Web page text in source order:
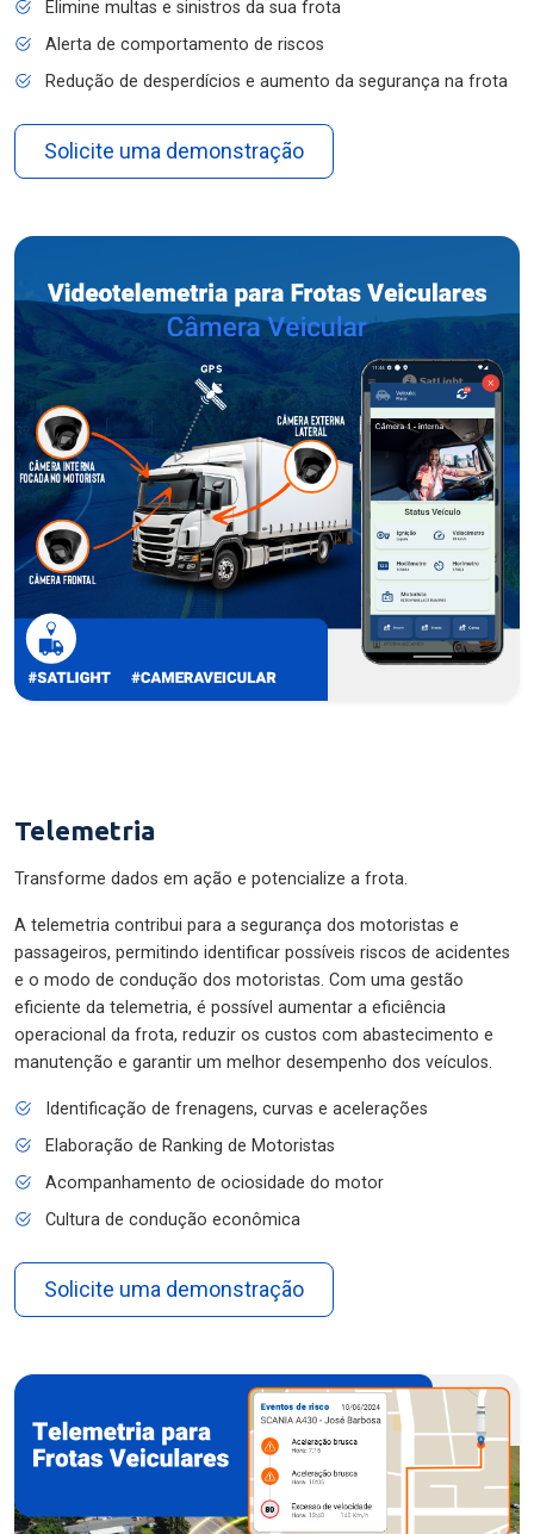
Elimine multas e sinistros da sua frota
Alerta de comportamento de riscos
Redução de desperdícios e aumento da segurança na frota
Solicite uma demonstração
Telemetria
Transforme dados em ação e potencialize a frota.
A telemetria contribui para a segurança dos motoristas e
passageiros, permitindo identificar possíveis riscos de acidentes
e o modo de condução dos motoristas. Com uma gestão
eficiente da telemetria, é possível aumentar a eficiência
operacional da frota, reduzir os custos com abastecimento e
manutenção e garantir um melhor desempenho dos veículos.
Identificação de frenagens, curvas e acelerações
Elaboração de Ranking de Motoristas
Acompanhamento de ociosidade do motor
Cultura de condução econômica
Solicite uma demonstração